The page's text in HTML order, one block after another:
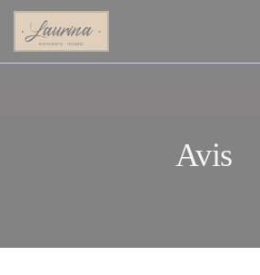
Personnalisation de vos choix en matière de cookies
Avis